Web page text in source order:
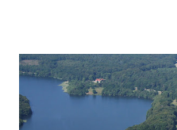
formand, arrangør og
som deler ud af sin
20.00–20.30 Vi tænder bål i